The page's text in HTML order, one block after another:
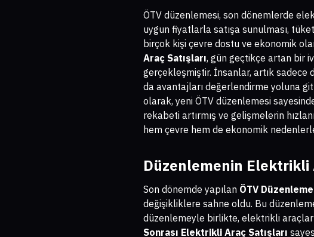
ÖTV düzenlemesi, son dönemlerde
uygun fiyatlarla satışa sunulması,
birçok kişi çevre dostu ve ekonomik
Araç Satışları, gün geçtikçe artan bir
gerçekleşmiştir. İnsanlar, artık sadece
da avantajları değerlendirme yoluna
olarak, yeni ÖTV düzenlemesi
rekabeti artırmış ve gelişmelerin
hem çevre hem de ekonomik
Düzenlemenin Elektrikli
Son dönemde yapılan ÖTV
değişikliklere sahne oldu. Bu
düzenlemeyle birlikte, elektrikli
Sonrası Elektrikli Araç Satışları